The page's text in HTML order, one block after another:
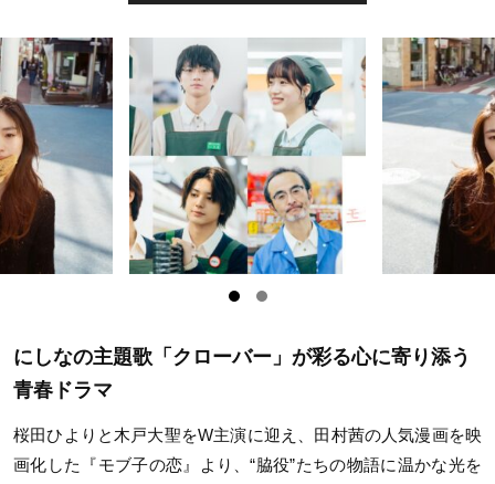
にしなの主題歌「クローバー」が彩る心に寄り添う
青春ドラマ
桜田ひよりと木戸大聖をW主演に迎え、田村茜の人気漫画を映
画化した『モブ子の恋』より、“脇役”たちの物語に温かな光を